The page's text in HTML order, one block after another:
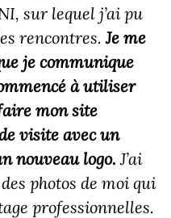
sur lequel j’ai pu
rencontres.Je me
je communique
à utiliser
mon site
visite avec un
nouveau logo.J’ai
photos de moi qui
professionnelles.